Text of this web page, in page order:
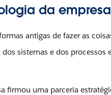
da
antigas de fazer as
sistemas e dos processos
firmou uma parceria